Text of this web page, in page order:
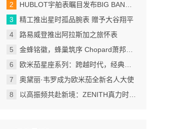
HUBLOT宇舶表瞩目发布BIG BANG蓝宝石天蓝色腕表
精工推出星时孤品腕表 赠予大谷翔平
路易威登推出阿拉斯加之旅怀表
金蜂铭徽，蜂巢筑序 Chopard萧邦跨越百年的匠心回响
欧米茄星座系列：跨越时代，经典永恒
奥黛丽·韦罗成为欧米茄全新名人大使
以高振频共赴新境：ZENITH真力时倾力呈献DEFY巅峰系列EXTREME ULTRAVIOLET腕表